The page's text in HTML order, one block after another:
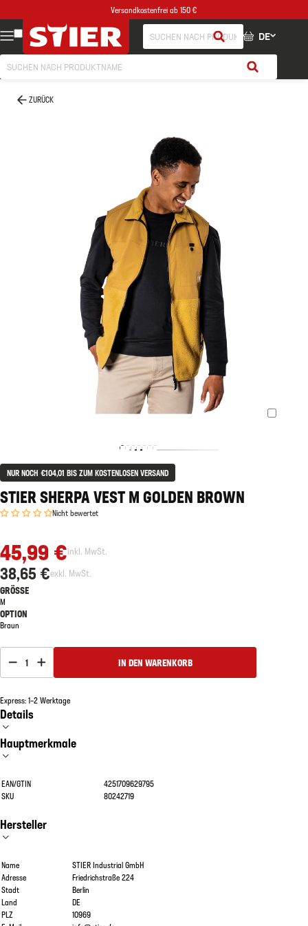
Versandkostenfrei ab 150 €
DE
ZURÜCK
NUR NOCH €104,01 BIS ZUM KOSTENLOSEN VERSAND
STIER SHERPA VEST M GOLDEN BROWN
Nicht bewertet
45,99 €inkl. MwSt.
38,65 €exkl. MwSt.
GRÖSSE
M
OPTION
Braun
1 IN DEN WARENKORB
Express: 1–2 Werktage
Details
Hauptmerkmale
EAN/GTIN
4251709629795
SKU
80242719
Hersteller
Name
STIER Industrial GmbH
Adresse
Friedrichstraße 224
Stadt
Berlin
Land
DE
PLZ
10969